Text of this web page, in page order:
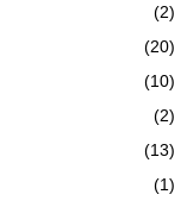
(2)
(20)
(10)
(2)
(13)
(1)